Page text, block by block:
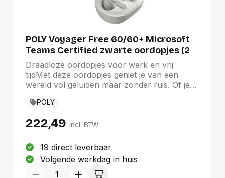
POLY Voyager Free 60/60+ Microsoft
Teams Certified zwarte oordopjes (2
stuks)
Draadloze oordopjes voor werk en vrij
tijdMet deze oordopjes geniet je van een
wereld vol geluiden maar zonder ruis. Of je
een afspeellijst luistert, deze draadloze
connectiviteit en entertainment.
POLY
222,49 incl. BTW
19 direct leverbaar
Volgende werkdag in huis